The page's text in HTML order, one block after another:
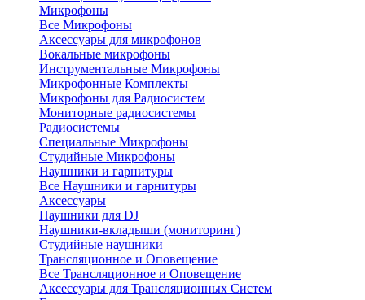
Микрофоны
Все Микрофоны
Аксессуары для микрофонов
Вокальные микрофоны
Инструментальные Микрофоны
Микрофонные Комплекты
Микрофоны для Радиосистем
Мониторные радиосистемы
Радиосистемы
Специальные Микрофоны
Студийные Микрофоны
Наушники и гарнитуры
Все Наушники и гарнитуры
Аксессуары
Наушники для DJ
Наушники-вкладыши (мониторинг)
Студийные наушники
Трансляционное и Оповещение
Все Трансляционное и Оповещение
Аксессуары для Трансляционных Систем